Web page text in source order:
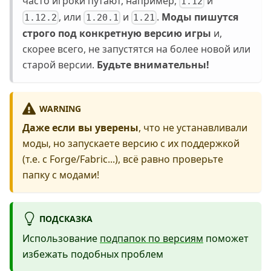
1.12.2 , или 1.20.1 и 1.21 . Моды пишутся
строго под конкретную версию игры и,
скорее всего, не запустятся на более новой или
старой версии. Будьте внимательны!
WARNING
Даже если вы уверены, что не устанавливали
моды, но запускаете версию с их поддержкой
(т.е. с Forge/Fabric...), всё равно проверьте
папку с модами!
ПОДСКАЗКА
Использование подпапок по версиям поможет
избежать подобных проблем